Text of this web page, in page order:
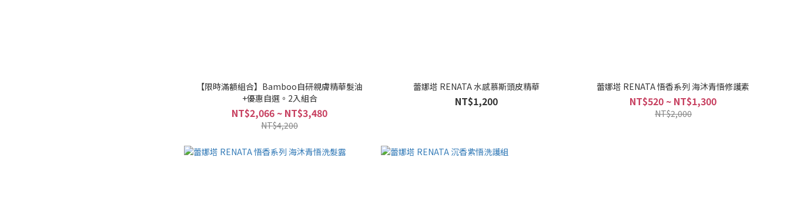
【限時滿額組合】Bamboo自研親膚精華髮油
+優惠自選。2入組合
NT$2,066 ~ NT$3,480
NT$4,200
蕾娜塔 RENATA 水感慕斯頭皮精華
NT$1,200
蕾娜塔 RENATA 悟香系列 海沐青悟修護素
NT$520 ~ NT$1,300
NT$2,000